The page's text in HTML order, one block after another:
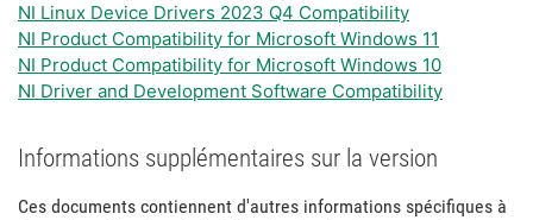
NI Linux Device Drivers 2023 Q4 Compatibility
NI Product Compatibility for Microsoft Windows 11
NI Product Compatibility for Microsoft Windows 10
NI Driver and Development Software Compatibility
Informations supplémentaires sur la version
Ces documents contiennent d'autres informations spécifiques à